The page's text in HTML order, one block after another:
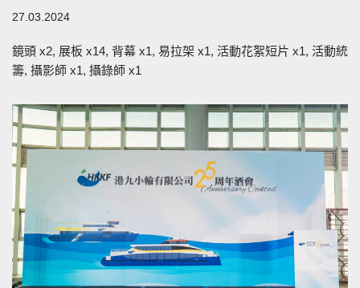
27.03.2024
鏡頭 x2, 展板 x14, 背幕 x1, 易拉架 x1, 活動花絮短片 x1, 活動統
籌, 攝影師 x1, 攝錄師 x1